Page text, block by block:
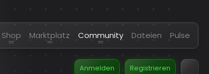
Shop Marktplatz Community Dateien Pulse
Anmelden Registrieren